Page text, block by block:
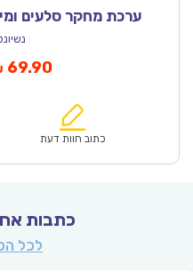
ערכת מחקר סלעים
₪100.00.
69.90המחיר
הוא:
כתוב חוות דעת
כתבות
לכל